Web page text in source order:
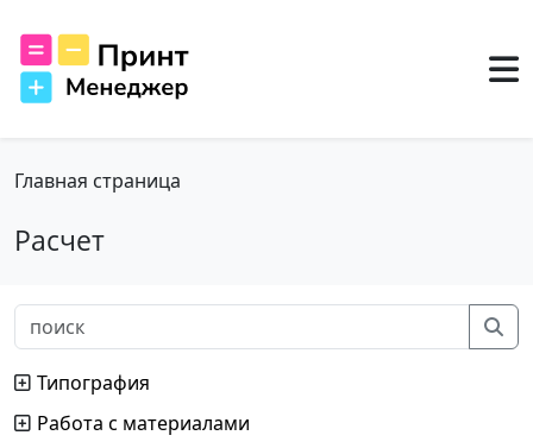
Главная страница
Расчет
Типография
Работа с материалами